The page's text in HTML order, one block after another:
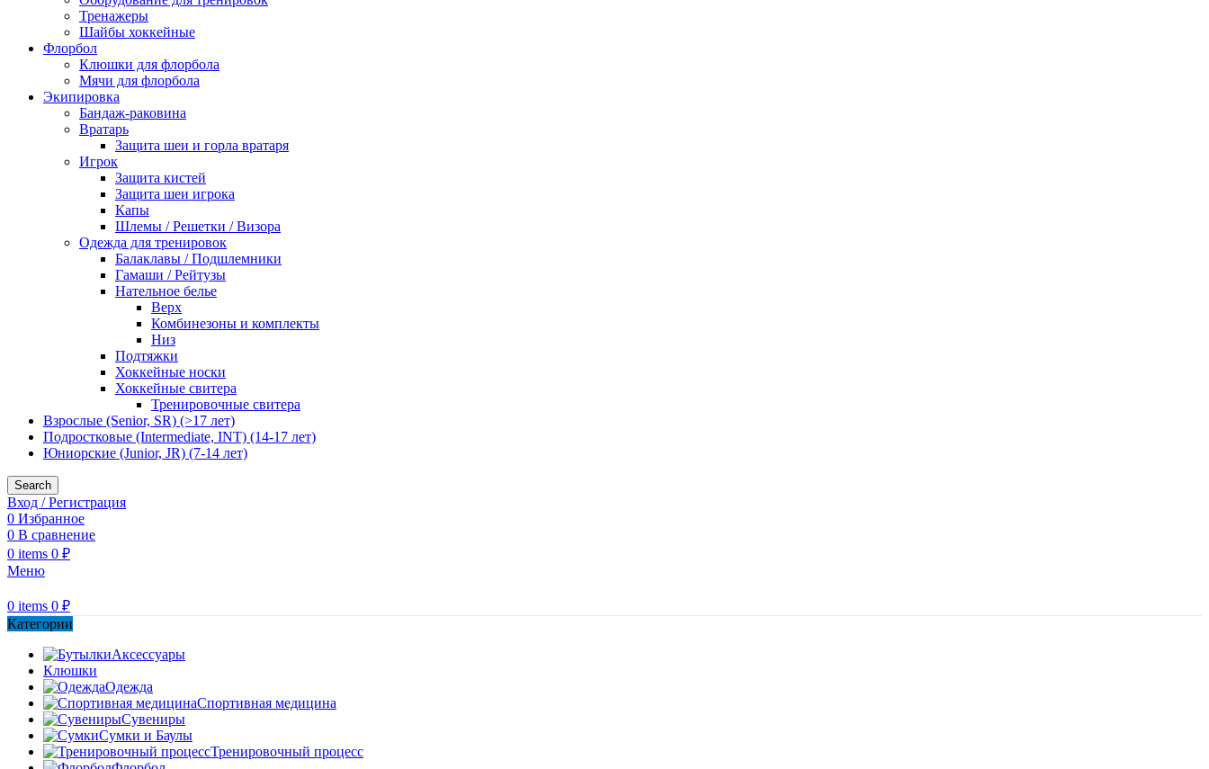
Тренажеры
Шайбы хоккейные
Флорбол
Клюшки для флорбола
Мячи для флорбола
Экипировка
Бандаж-раковина
Вратарь
Защита шеи и горла вратаря
Игрок
Защита кистей
Защита шеи игрока
Капы
Шлемы / Решетки / Визора
Одежда для тренировок
Балаклавы / Подшлемники
Гамаши / Рейтузы
Нательное белье
Верх
Комбинезоны и комплекты
Низ
Подтяжки
Хоккейные носки
Хоккейные свитера
Тренировочные свитера
Взрослые (Senior, SR) (>17 лет)
Подростковые (Intermediate, INT) (14-17 лет)
Юниорские (Junior, JR) (7-14 лет)
Search
Вход / Регистрация
0 Избранное
0 В сравнение
0 items 0 ₽
Меню
0 items 0 ₽
Категории
Аксессуары
Клюшки
Одежда
Спортивная медицина
Сувениры
Сумки и Баулы
Тренировочный процесс